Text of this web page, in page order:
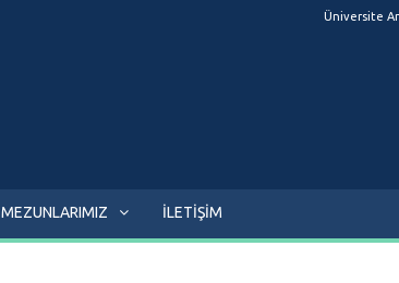
Üniversite
MEZUNLARIMIZ İLETİŞİM